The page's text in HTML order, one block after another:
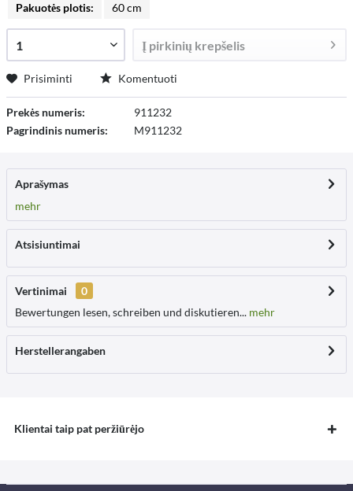
Pakuotės plotis:
60 cm
Į pirkinių krepšelis
Prisiminti Komentuoti
Prekės numeris:
911232
Pagrindinis numeris:
M911232
Aprašymas
mehr
Atsisiuntimai
Vertinimai
0
Bewertungen lesen, schreiben und diskutieren... mehr
Herstellerangaben
Klientai taip pat peržiūrėjo